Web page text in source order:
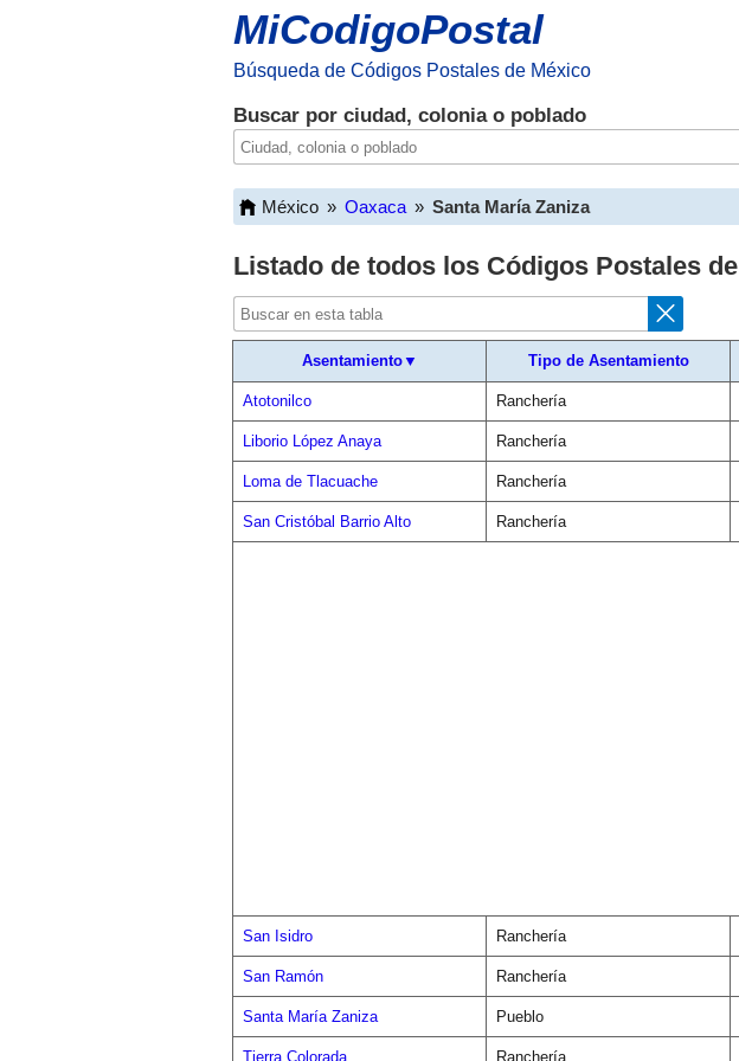
MiCodigoPostal
Búsqueda de Códigos Postales de México
Buscar por ciudad, colonia o poblado
México » Oaxaca » Santa María Zaniza
Listado de todos los Códigos Postales de
Asentamiento▼ Tipo de Asentamiento
Atotonilco Ranchería
Liborio López Anaya Ranchería
Loma de Tlacuache Ranchería
San Cristóbal Barrio Alto Ranchería
San Isidro Ranchería
San Ramón Ranchería
Santa María Zaniza Pueblo
Tierra Colorada Ranchería